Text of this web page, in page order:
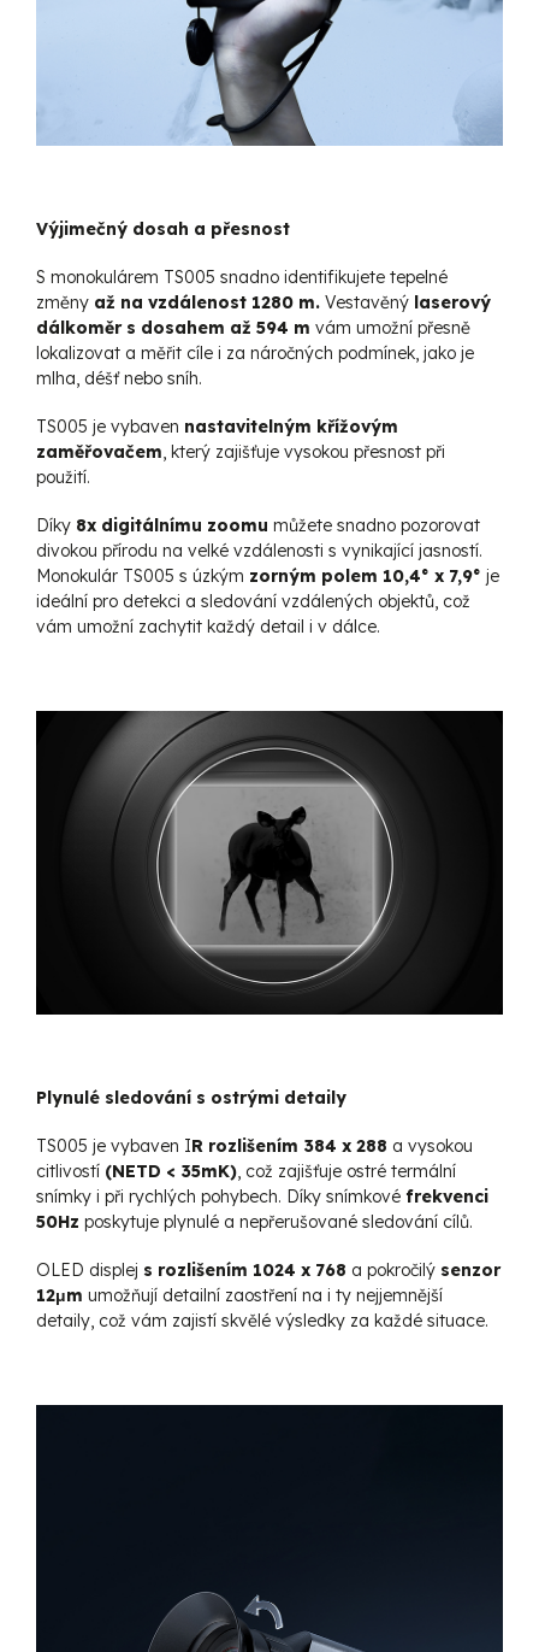
Výjimečný dosah a přesnost
S monokulárem TS005 snadno identifikujete tepelné
změny až na vzdálenost 1280 m. Vestavěný laserový
dálkoměr s dosahem až 594 m vám umožní přesně
lokalizovat a měřit cíle i za náročných podmínek, jako je
mlha, déšť nebo sníh.
TS005 je vybaven nastavitelným křížovým
zaměřovačem , který zajišťuje vysokou přesnost při
použití.
Díky 8x digitálnímu zoomu můžete snadno pozorovat
divokou přírodu na velké vzdálenosti s vynikající jasností.
Monokulár TS005 s úzkým zorným polem 10,4° x 7,9° je
ideální pro detekci a sledování vzdálených objektů, což
vám umožní zachytit každý detail i v dálce.
Plynulé sledování s ostrými detaily
TS005 je vybaven IR rozlišením 384 x 288 a vysokou
citlivostí (NETD < 35mK), což zajišťuje ostré termální
snímky i při rychlých pohybech. Díky snímkové frekvenci
50Hz poskytuje plynulé a nepřerušované sledování cílů.
OLED displej s rozlišením 1024 x 768 a pokročilý senzor
12μm umožňují detailní zaostření na i ty nejjemnější
detaily, což vám zajistí skvělé výsledky za každé situace.